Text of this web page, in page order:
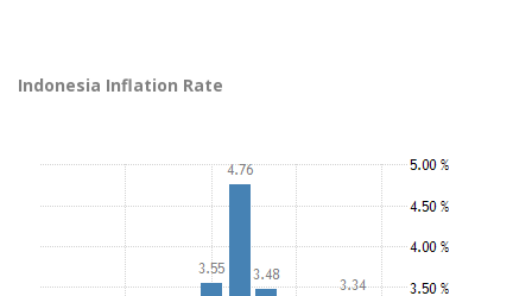
Indonesia Inflation Rate